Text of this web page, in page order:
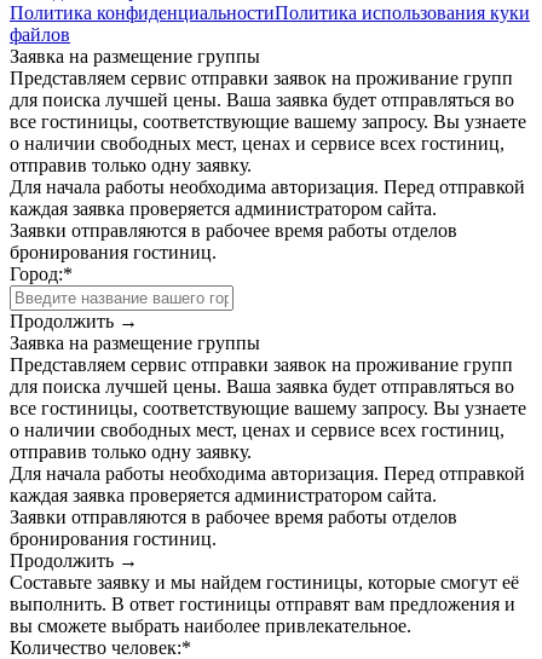
Политика конфиденциальностиПолитика использования куки
файлов
Заявка на размещение группы
Представляем сервис отправки заявок на проживание групп
для поиска лучшей цены. Ваша заявка будет отправляться во
все гостиницы, соответствующие вашему запросу. Вы узнаете
о наличии свободных мест, ценах и сервисе всех гостиниц,
отправив только одну заявку.
Для начала работы необходима авторизация. Перед отправкой
каждая заявка проверяется администратором сайта.
Заявки отправляются в рабочее время работы отделов
бронирования гостиниц.
Город:*
Продолжить →
Заявка на размещение группы
Представляем сервис отправки заявок на проживание групп
для поиска лучшей цены. Ваша заявка будет отправляться во
все гостиницы, соответствующие вашему запросу. Вы узнаете
о наличии свободных мест, ценах и сервисе всех гостиниц,
отправив только одну заявку.
Для начала работы необходима авторизация. Перед отправкой
каждая заявка проверяется администратором сайта.
Заявки отправляются в рабочее время работы отделов
бронирования гостиниц.
Продолжить →
Составьте заявку и мы найдем гостиницы, которые смогут её
выполнить. В ответ гостиницы отправят вам предложения и
вы сможете выбрать наиболее привлекательное.
Количество человек:*